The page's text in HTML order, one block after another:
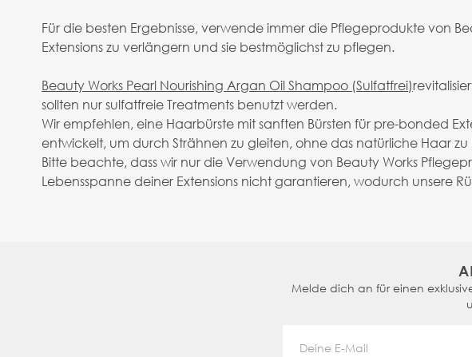
Für die besten Ergebnisse, verwende immer die Pflegeprodukte von
Extensions zu verlängern und sie bestmöglichst zu pflegen.
Beauty Works Pearl Nourishing Argan Oil Shampoo (Sulfatfrei)
sollten nur sulfatfreie Treatments benutzt werden.
Wir empfehlen, eine Haarbürste mit sanften Bürsten für pre-bonded
entwickelt, um durch Strähnen zu gleiten, ohne das natürliche Haar
Bitte beachte, dass wir nur die Verwendung von Beauty Works
Lebensspanne deiner Extensions nicht garantieren, wodurch
Melde dich an für einen